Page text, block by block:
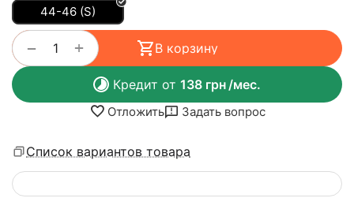
44-46 (S)
+
− В корзину
Кредит от 138 грн/мес.
Отложить Задать вопрос
Список вариантов товара